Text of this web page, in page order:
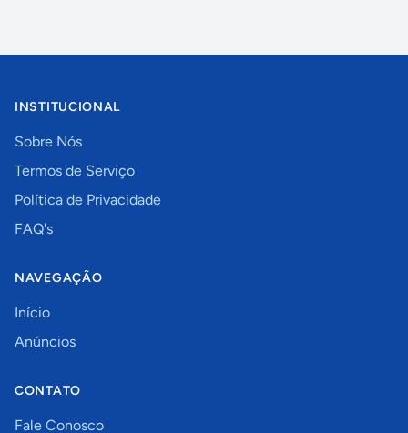
INSTITUCIONAL
Sobre Nós
Termos de Serviço
Política de Privacidade
FAQ's
NAVEGAÇÃO
Início
Anúncios
CONTATO
Fale Conosco